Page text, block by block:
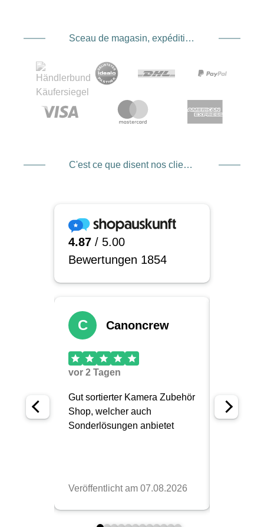
Sceau de magasin, expédition et expédition. Prestataire de services de paiement
C'est ce que disent nos clients